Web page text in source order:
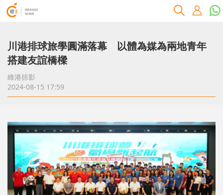
川港排球旅學圓滿落幕 以體為媒為兩地青年
搭建友誼橋樑
維港掠影
2024-08-15 17:59